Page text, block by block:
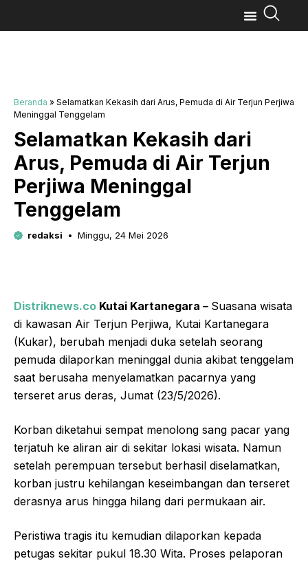
Beranda » Selamatkan Kekasih dari Arus, Pemuda di Air Terjun Perjiwa
Meninggal Tenggelam
Selamatkan Kekasih dari
Arus, Pemuda di Air Terjun
Perjiwa Meninggal
Tenggelam
redaksi Minggu, 24 Mei 2026
Distriknews.co Kutai Kartanegara – Suasana wisata
di kawasan Air Terjun Perjiwa, Kutai Kartanegara
(Kukar), berubah menjadi duka setelah seorang
pemuda dilaporkan meninggal dunia akibat tenggelam
saat berusaha menyelamatkan pacarnya yang
terseret arus deras, Jumat (23/5/2026).
Korban diketahui sempat menolong sang pacar yang
terjatuh ke aliran air di sekitar lokasi wisata. Namun
setelah perempuan tersebut berhasil diselamatkan,
korban justru kehilangan keseimbangan dan terseret
derasnya arus hingga hilang dari permukaan air.
Peristiwa tragis itu kemudian dilaporkan kepada
petugas sekitar pukul 18.30 Wita. Proses pelaporan